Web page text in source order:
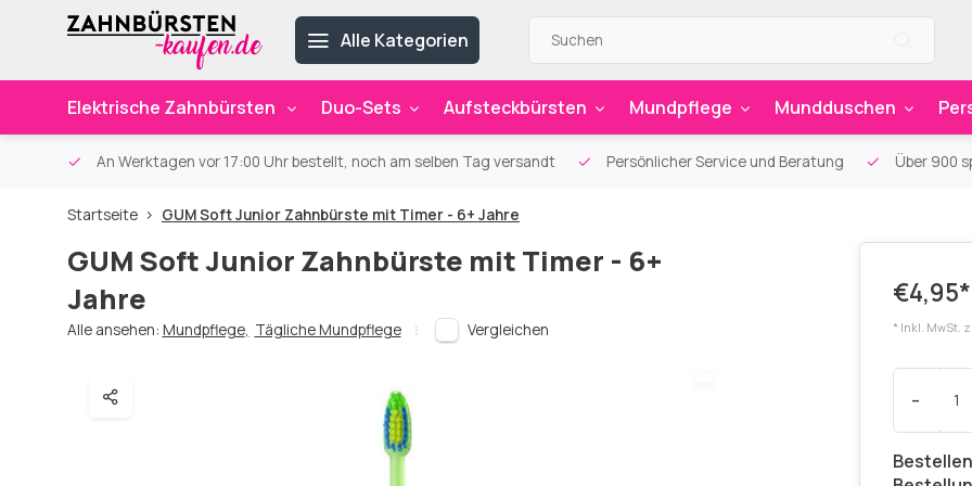
Alle Kategorien
Elektrische Zahnbürsten Duo-Sets Aufsteckbürsten Mundpflege Mundduschen
An Werktagen vor 17:00 Uhr bestellt, noch am selben Tag versandt Persönlicher Service und Beratung Über 900
Startseite GUM Soft Junior Zahnbürste mit Timer - 6+ Jahre
GUM Soft Junior Zahnbürste mit Timer - 6+
Jahre
Alle ansehen: Mundpflege, Tägliche Mundpflege Vergleichen
€4,95*
* Inkl. MwSt.
-